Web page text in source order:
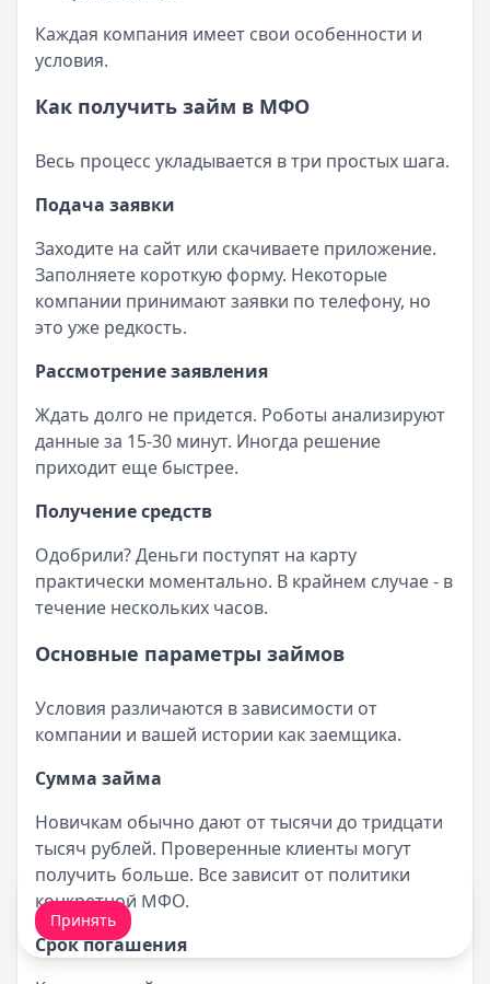
Каждая компания имеет свои особенности и
условия.
Как получить займ в МФО
Весь процесс укладывается в три простых шага.
Подача заявки
Заходите на сайт или скачиваете приложение.
Заполняете короткую форму. Некоторые
компании принимают заявки по телефону, но
это уже редкость.
Рассмотрение заявления
Ждать долго не придется. Роботы анализируют
данные за 15-30 минут. Иногда решение
приходит еще быстрее.
Получение средств
Одобрили? Деньги поступят на карту
практически моментально. В крайнем случае - в
течение нескольких часов.
Основные параметры займов
Условия различаются в зависимости от
компании и вашей истории как заемщика.
Сумма займа
Новичкам обычно дают от тысячи до тридцати
тысяч рублей. Проверенные клиенты могут
получить больше. Все зависит от политики
конкретной МФО.
Срок погашения
Мы обрабатываем ваши
Принять